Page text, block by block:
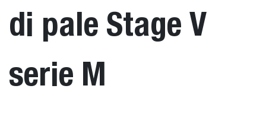
di pale Stage V
serie M